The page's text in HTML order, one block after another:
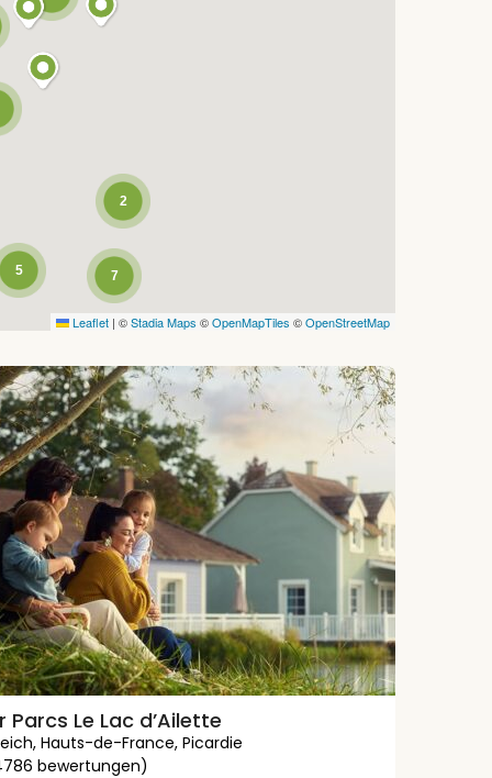
5
2
7
Leaflet | ©Stadia Maps ©OpenMapTiles ©OpenStreetMap
Parcs Le Lac d’Ailette
, Hauts-de-France, Picardie
bewertungen)